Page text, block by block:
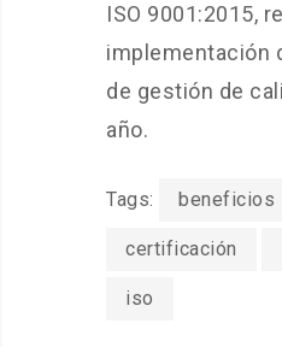
ISO 9001:2015,
implementación
de gestión de
año.
Tags: beneficios
certificación
iso